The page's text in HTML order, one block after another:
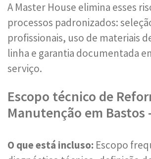
A Master House elimina esses
processos padronizados:
profissionais, uso de materiais
linha e garantia documentada
serviço.
Escopo técnico de
Manutenção em Bastos
O que está incluso: Escopo